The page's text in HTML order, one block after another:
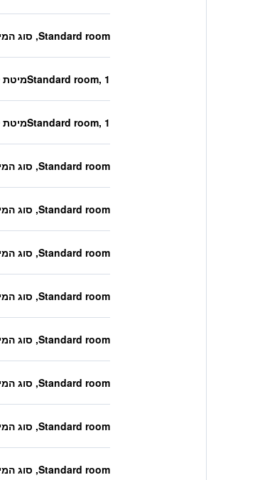
Standard room, סוג המיטה לא ידוע
Standard room, 1מיטת קינג
Standard room, 1מיטת קינג
Standard room, סוג המיטה לא ידוע
Standard room, סוג המיטה לא ידוע
Standard room, סוג המיטה לא ידוע
Standard room, סוג המיטה לא ידוע
Standard room, סוג המיטה לא ידוע
Standard room, סוג המיטה לא ידוע
Standard room, סוג המיטה לא ידוע
Standard room, סוג המיטה לא ידוע